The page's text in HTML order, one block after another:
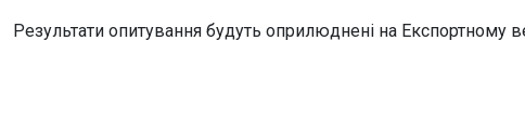
Результати опитування будуть оприлюднені на Експортному